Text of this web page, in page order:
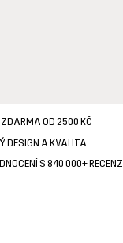
ZDARMA OD 2500 KČ
DESIGN A KVALITA
S 840 000+ RECENZÍ